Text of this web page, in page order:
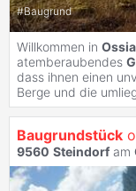
#Baugrund
Willkommen in
atemberaubendes
dass ihnen einen
Berge und die
Baugrundstück
9560 Steindorf am